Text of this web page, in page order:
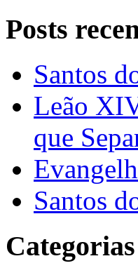
Posts
Santos
Leão
que
Santos
Categorias